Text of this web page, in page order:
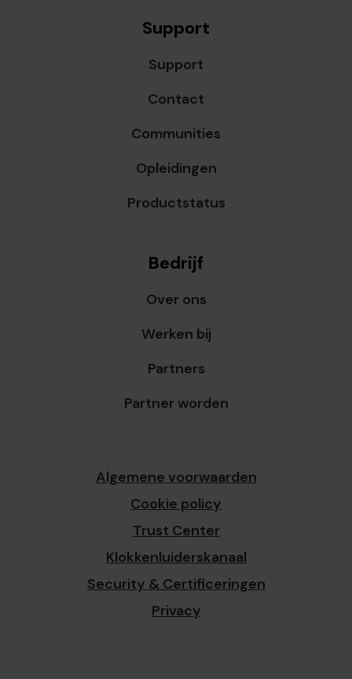
Support
Support
Contact
Communities
Opleidingen
Productstatus
Bedrijf
Over ons
Werken bij
Partners
Partner worden
Algemene voorwaarden
Cookie policy
Trust Center
Klokkenluiderskanaal
Security & Certificeringen
Privacy